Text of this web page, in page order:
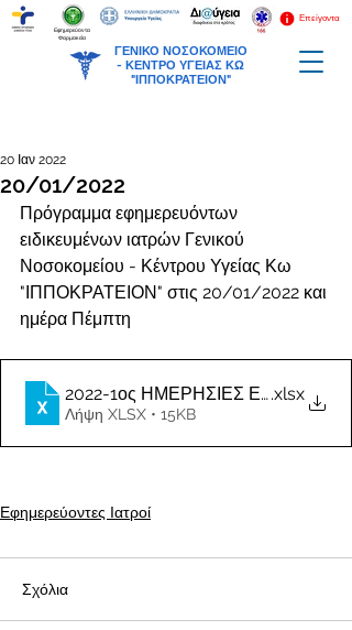
ΓΕΝΙΚΟ ΝΟΣΟΚΟΜΕΙΟ
- ΚΕΝΤΡΟ ΥΓΕΙΑΣ ΚΩ
"ΙΠΠΟΚΡΑΤΕΙΟΝ"
Επείγοντα
Εφημερεύοντα
Φαρμακεία
20/01/2022
20 Ιαν 2022
Πρόγραμμα εφημερευόντων
ειδικευμένων ιατρών Γενικού
Νοσοκομείου - Κέντρου Υγείας Κω
"ΙΠΠΟΚΡΑΤΕΙΟΝ" στις 20/01/2022 και
ημέρα Πέμπτη
2022-1ος ΗΜΕΡΗΣΙΕΣ ΕΦΗΜΕΡΙΕΣ
.xlsx
Λήψη XLSX • 15KB
Εφημερεύοντες Ιατροί
Σχόλια